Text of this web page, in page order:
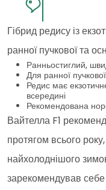
Гібрид редису із
ранної пучкової та
Ранньостиглий,
Для ранної
Редис має
всередині
Рекомендована
Вайтелла F1
протягом всього
найхолоднішого
зарекомендував